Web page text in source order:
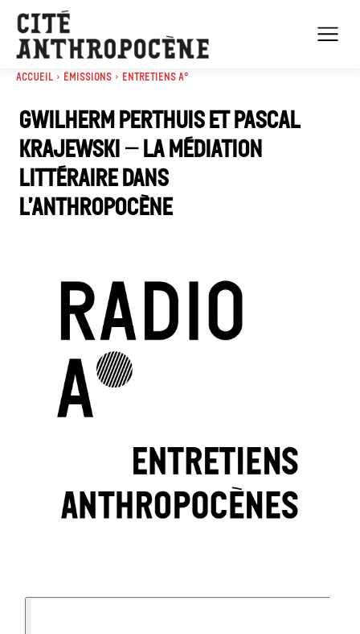
Accueil Émissions Entretiens A°
Gwilherm Perthuis et Pascal
Krajewski – La médiation
littéraire dans
l’anthropocène